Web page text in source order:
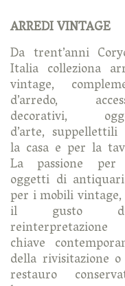
ARREDI VINTAGE
Da trent’anni
Italia colleziona
vintage,
d’arredo,
decorativi,
d’arte, suppellettili
la casa e per la
La passione
oggetti di
per i mobili
il gusto
chiave
della rivisitazione
restauro